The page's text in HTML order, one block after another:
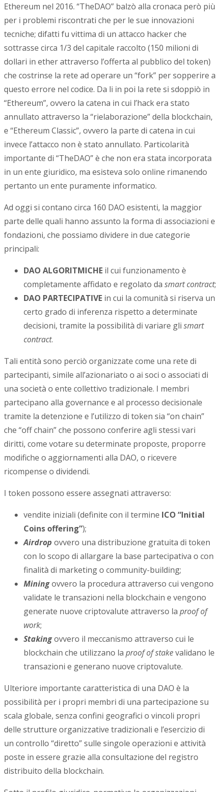
Ethereum nel 2016. “TheDAO” balzò alla cronaca però più
per i problemi riscontrati che per le sue innovazioni
tecniche; difatti fu vittima di un attacco hacker che
sottrasse circa 1/3 del capitale raccolto (150 milioni di
dollari in ether attraverso l’offerta al pubblico del token)
che costrinse la rete ad operare un “fork” per sopperire a
questo errore nel codice. Da li in poi la rete si sdoppiò in
“Ethereum”, ovvero la catena in cui l’hack era stato
annullato attraverso la “rielaborazione” della blockchain,
e “Ethereum Classic”, ovvero la parte di catena in cui
invece l’attacco non è stato annullato. Particolarità
importante di “TheDAO” è che non era stata incorporata
in un ente giuridico, ma esisteva solo online rimanendo
pertanto un ente puramente informatico.
Ad oggi si contano circa 160 DAO esistenti, la maggior
parte delle quali hanno assunto la forma di associazioni e
fondazioni, che possiamo dividere in due categorie
principali:
DAO ALGORITMICHE il cui funzionamento è
completamente affidato e regolato da smart contract;
DAO PARTECIPATIVE in cui la comunità si riserva un
certo grado di inferenza rispetto a determinate
decisioni, tramite la possibilità di variare gli smart
contract.
Tali entità sono perciò organizzate come una rete di
partecipanti, simile all’azionariato o ai soci o associati di
una società o ente collettivo tradizionale. I membri
partecipano alla governance e al processo decisionale
tramite la detenzione e l’utilizzo di token sia “on chain”
che “off chain” che possono conferire agli stessi vari
diritti, come votare su determinate proposte, proporre
modifiche o aggiornamenti alla DAO, o ricevere
ricompense o dividendi.
I token possono essere assegnati attraverso:
vendite iniziali (definite con il termine ICO “Initial
Coins offering”);
Airdrop ovvero una distribuzione gratuita di token
con lo scopo di allargare la base partecipativa o con
finalità di marketing o community-building;
Miningovvero la procedura attraverso cui vengono
validate le transazioni nella blockchain e vengono
generate nuove criptovalute attraverso la proof of
work;
Stakingovvero il meccanismo attraverso cui le
blockchain che utilizzano la proof of stakevalidano le
transazioni e generano nuove criptovalute.
Ulteriore importante caratteristica di una DAO è la
possibilità per i propri membri di una partecipazione su
scala globale, senza confini geografici o vincoli propri
delle strutture organizzative tradizionali e l’esercizio di
un controllo “diretto” sulle singole operazioni e attività
poste in essere grazie alla consultazione del registro
distribuito della blockchain.